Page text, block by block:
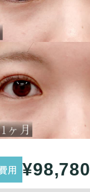
用 ¥98,780